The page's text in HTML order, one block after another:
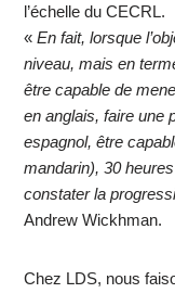
l’échelle du CECRL.
«En fait, lorsque
niveau, mais en
être capable de
en anglais, faire une
espagnol, être
mandarin), 30
constater la
Andrew Wickhman.
Chez LDS, nous